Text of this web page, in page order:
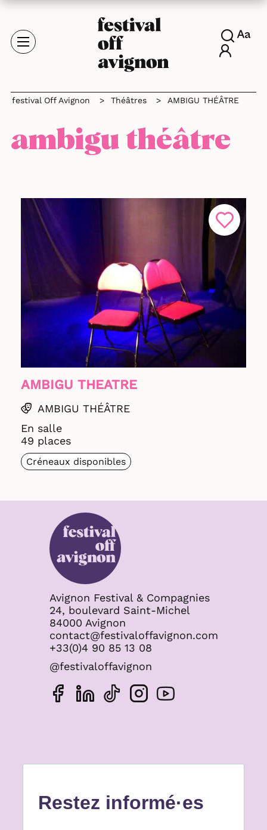
festival Off Avignon > Théâtres > AMBIGU THÉÂTRE
ambigu théâtre
AMBIGU THEATRE
AMBIGU THÉÂTRE
En salle
49 places
Créneaux disponibles
Avignon Festival & Compagnies
24, boulevard Saint-Michel
84000 Avignon
contact@festivaloffavignon.com
+33(0)4 90 85 13 08
@festivaloffavignon